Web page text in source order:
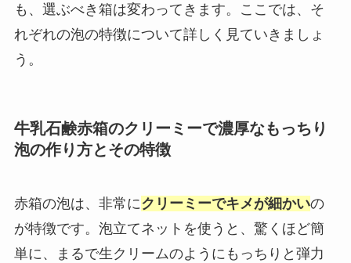
も、選ぶべき箱は変わってきます。ここでは、そ
れぞれの泡の特徴について詳しく見ていきましょ
う。
牛乳石鹸赤箱のクリーミーで濃厚なもっちり
泡の作り方とその特徴
赤箱の泡は、非常にクリーミーでキメが細かいの
が特徴です。泡立てネットを使うと、驚くほど簡
単に、まるで生クリームのようにもっちりと弾力